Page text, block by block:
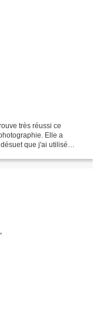
très réussi ce
Elle a
que j'ai utilisé